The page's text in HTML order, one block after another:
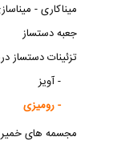
میناکاری -
جعبه دستساز
تزئینات دستساز
آویز -
رومیزی -
مجسمه های